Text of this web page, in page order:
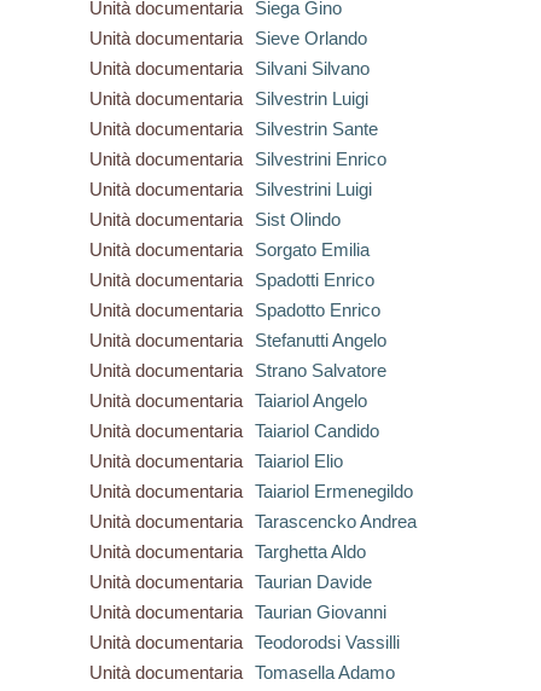
Unità documentaria
Siega Gino
Unità documentaria
Sieve Orlando
Unità documentaria
Silvani Silvano
Unità documentaria
Silvestrin Luigi
Unità documentaria
Silvestrin Sante
Unità documentaria
Silvestrini Enrico
Unità documentaria
Silvestrini Luigi
Unità documentaria
Sist Olindo
Unità documentaria
Sorgato Emilia
Unità documentaria
Spadotti Enrico
Unità documentaria
Spadotto Enrico
Unità documentaria
Stefanutti Angelo
Unità documentaria
Strano Salvatore
Unità documentaria
Taiariol Angelo
Unità documentaria
Taiariol Candido
Unità documentaria
Taiariol Elio
Unità documentaria
Taiariol Ermenegildo
Unità documentaria
Tarascencko Andrea
Unità documentaria
Targhetta Aldo
Unità documentaria
Taurian Davide
Unità documentaria
Taurian Giovanni
Unità documentaria
Teodorodsi Vassilli
Unità documentaria
Tomasella Adamo